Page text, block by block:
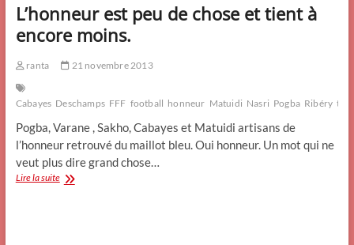
L’honneur est peu de chose et tient à
encore moins.
ranta 21 novembre 2013
Cabayes Deschamps FFF football honneur Matuidi Nasri Pogba Ribéry
Pogba, Varane , Sakho, Cabayes et Matuidi artisans de
l’honneur retrouvé du maillot bleu. Oui honneur. Un mot qui ne
veut plus dire grand chose…
Lire la suiteL’honneur